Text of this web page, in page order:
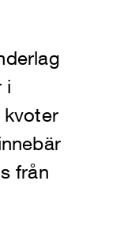
i
från